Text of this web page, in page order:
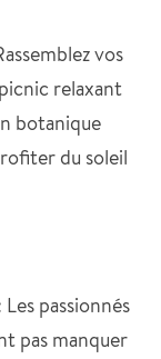
vos
relaxant
botanique
du soleil
Les passionnés
pas manquer